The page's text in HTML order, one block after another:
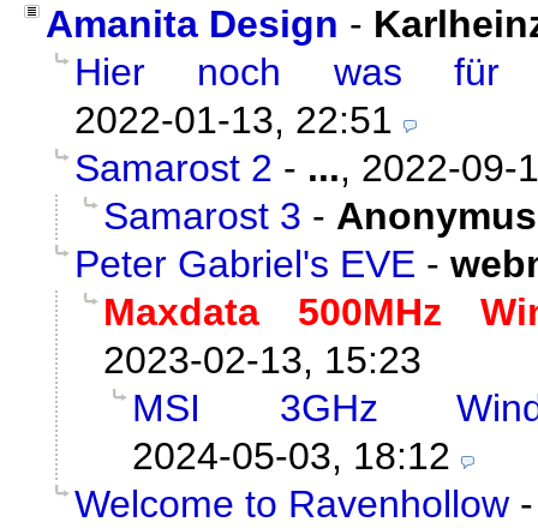
Amanita Design -
Hier noch was für
2022-01-13, 22:51
Samarost 2 - ..., 2022-09-
Samarost 3 - Anonymus
Peter Gabriel's EVE -
Maxdata 500MHz
2023-02-13, 15:23
MSI 3GHz
2024-05-03, 18:12
Welcome to Ravenhollow